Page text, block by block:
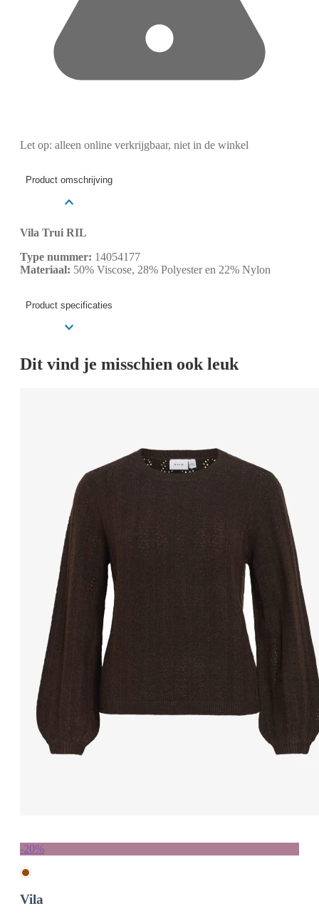
Let op: alleen online verkrijgbaar, niet in de winkel
Product omschrijving
Vila Trui RIL
Type nummer: 14054177
Materiaal: 50% Viscose, 28% Polyester en 22% Nylon
Product specificaties
Dit vind je misschien ook leuk
-20%
Vila